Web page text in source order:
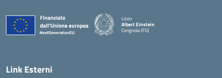
Liceo
Albert Einstein
Cerignola (FG)
— Visita la pagina iniziale della scuola
Link Esterni